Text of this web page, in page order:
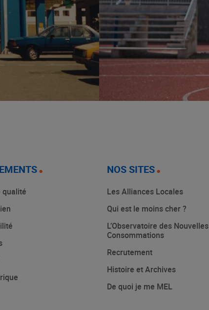
qualité
NOS SITES
Les Alliances Locales
Qui est le moins cher ?
L’Observatoire des Nouvelles
Consommations
Recrutement
Histoire et Archives
De quoi je me MEL